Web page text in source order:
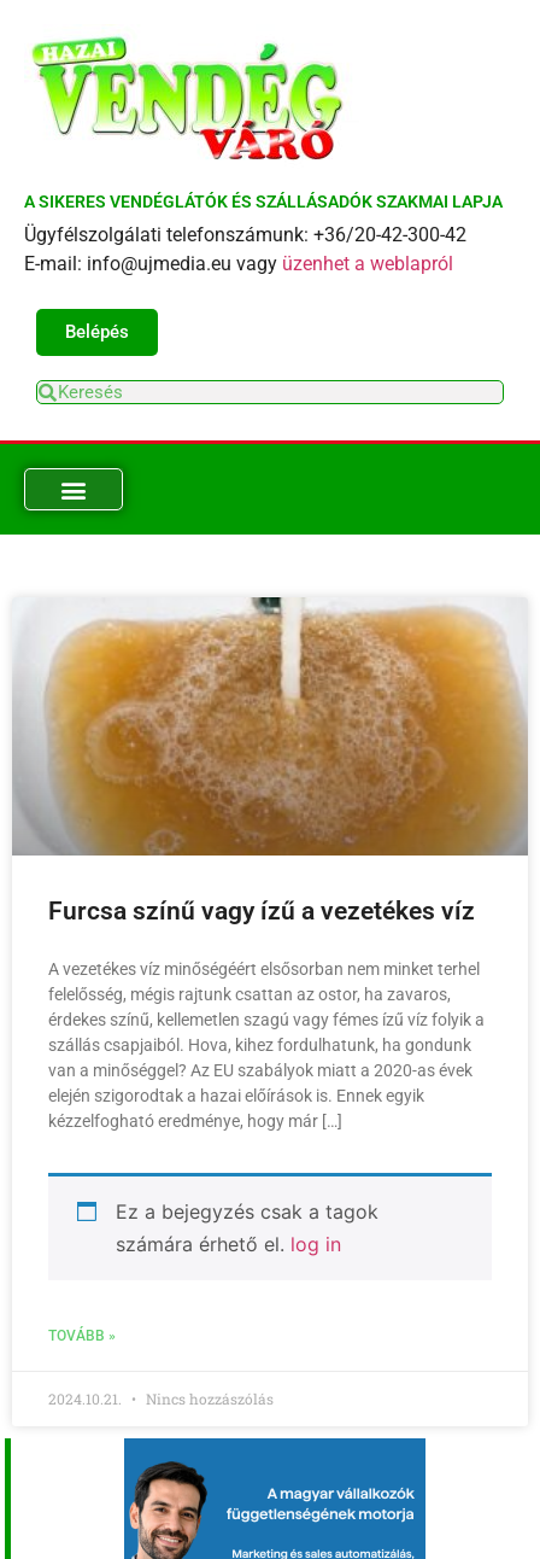
A SIKERES VENDÉGLÁTÓK ÉS SZÁLLÁSADÓK SZAKMAI LAPJA
Ügyfélszolgálati telefonszámunk: +36/20-42-300-42
E-mail: info@ujmedia.eu vagy üzenhet a weblapról
Belépés
Furcsa színű vagy ízű a vezetékes víz
A vezetékes víz minőségéért elsősorban nem minket terhel
felelősség, mégis rajtunk csattan az ostor, ha zavaros,
érdekes színű, kellemetlen szagú vagy fémes ízű víz folyik a
szállás csapjaiból. Hova, kihez fordulhatunk, ha gondunk
van a minőséggel? Az EU szabályok miatt a 2020-as évek
elején szigorodtak a hazai előírások is. Ennek egyik
kézzelfogható eredménye, hogy már […]
Ez a bejegyzés csak a tagok
számára érhető el. log in
TOVÁBB »
2024.10.21. Nincs hozzászólás